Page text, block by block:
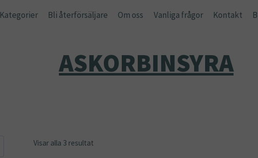
Kategorier Bli återförsäljare Om oss Vanliga frågor Kontakt
ASKORBINSYRA
Visar alla 3 resultat